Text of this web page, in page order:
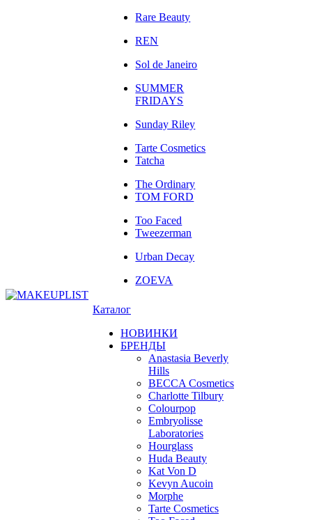
Rare Beauty
REN
Sol de Janeiro
SUMMER
FRIDAYS
Sunday Riley
Tarte Cosmetics
Tatcha
The Ordinary
TOM FORD
Too Faced
Tweezerman
Urban Decay
ZOEVA
Каталог
НОВИНКИ
БРЕНДЫ
Anastasia Beverly
Hills
BECCA Cosmetics
Charlotte Tilbury
Colourpop
Embryolisse
Laboratories
Hourglass
Huda Beauty
Kat Von D
Kevyn Aucoin
Morphe
Tarte Cosmetics